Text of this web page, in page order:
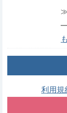
利用規